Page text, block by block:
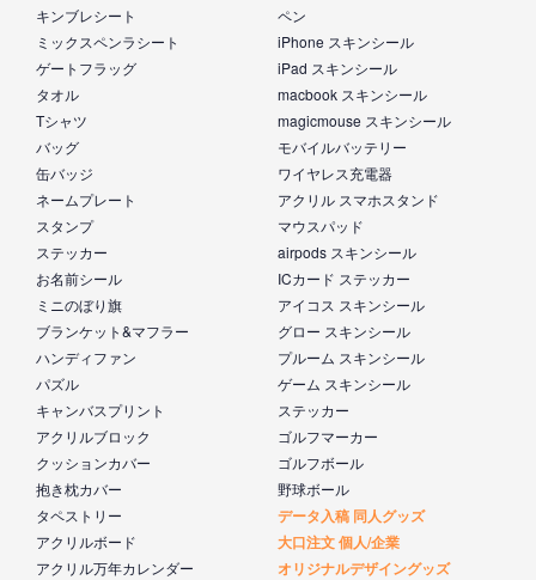
キンブレシート
ミックスペンラシート
ゲートフラッグ
タオル
Tシャツ
バッグ
缶バッジ
ネームプレート
スタンプ
ステッカー
お名前シール
ミニのぼり旗
ブランケット&マフラー
ハンディファン
パズル
キャンバスプリント
アクリルブロック
クッションカバー
抱き枕カバー
タペストリー
アクリルボード
アクリル万年カレンダー
ペン
iPhone スキンシール
iPad スキンシール
macbook スキンシール
magicmouse スキンシール
モバイルバッテリー
ワイヤレス充電器
アクリル スマホスタンド
マウスパッド
airpods スキンシール
ICカード ステッカー
アイコス スキンシール
グロー スキンシール
プルーム スキンシール
ゲーム スキンシール
ステッカー
ゴルフマーカー
ゴルフボール
野球ボール
データ入稿 同人グッズ
大口注文 個人/企業
オリジナルデザイングッズ